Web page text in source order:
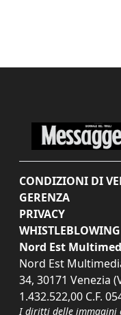
CONDIZIONI DI
GERENZA
PRIVACY
WHISTLEBLOWING
Nord Est
Nord Est
34, 30171 Venezia
1.432.522,00 C.F.
I diritti delle immagini